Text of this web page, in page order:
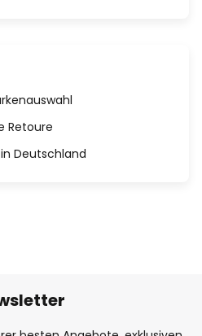
Retoure
in Deutschland